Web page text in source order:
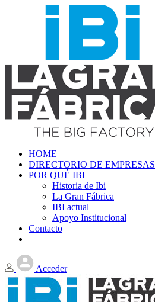
HOME
DIRECTORIO DE EMPRESAS
POR QUÉ IBI
Historia de Ibi
La Gran Fábrica
IBI actual
Apoyo Institucional
Contacto
Acceder